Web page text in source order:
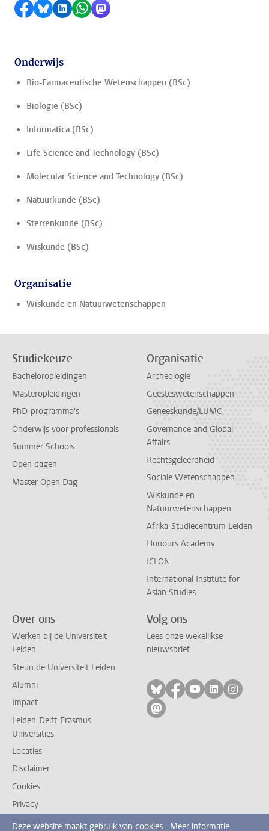
Delen op Facebook
Delen via Bluesky
Delen op LinkedIn
Delen via WhatsApp
Delen via Mastodon
Onderwijs
Bio-Farmaceutische Wetenschappen (BSc)
Biologie (BSc)
Informatica (BSc)
Life Science and Technology (BSc)
Molecular Science and Technology (BSc)
Natuurkunde (BSc)
Sterrenkunde (BSc)
Wiskunde (BSc)
Organisatie
Wiskunde en Natuurwetenschappen
Studiekeuze
Bacheloropleidingen
Masteropleidingen
PhD-programma's
Onderwijs voor professionals
Summer Schools
Open dagen
Master Open Dag
Organisatie
Archeologie
Geesteswetenschappen
Geneeskunde/LUMC
Governance and Global
Affairs
Rechtsgeleerdheid
Sociale Wetenschappen
Wiskunde en
Natuurwetenschappen
Afrika-Studiecentrum Leiden
Honours Academy
ICLON
International Institute for
Asian Studies
Over ons
Werken bij de Universiteit
Leiden
Steun de Universiteit Leiden
Alumni
Impact
Leiden-Delft-Erasmus
Universities
Locaties
Disclaimer
Cookies
Privacy
Contact
Volg ons
Lees onze wekelijkse
nieuwsbrief
Volg ons op bluesky
Volg ons op
Volg ons op
Volg ons
Volg
Volg ons op mastodon
Deze website maakt gebruik van cookies. Meer informatie.